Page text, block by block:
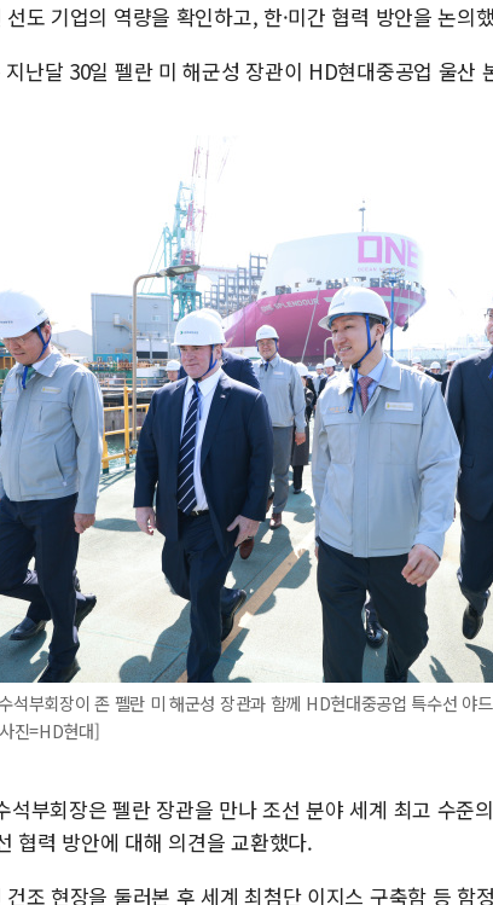
[AI 부
[코
도 기업의 역량을 확인하고, 한·미간 협력 방안을 논의
난달 30일 펠란 미 해군성 장관이 HD현대중공업 울산
석부회장이 존 펠란 미 해군성 장관과 함께 HD현대중공업 특수선 야
진=HD현대]
석부회장은 펠란 장관을 만나 조선 분야 세계 최고 수준
협력 방안에 대해 의견을 교환했다.
조 현장을 둘러본 후 세계 최첨단 이지스 구축함 등 함